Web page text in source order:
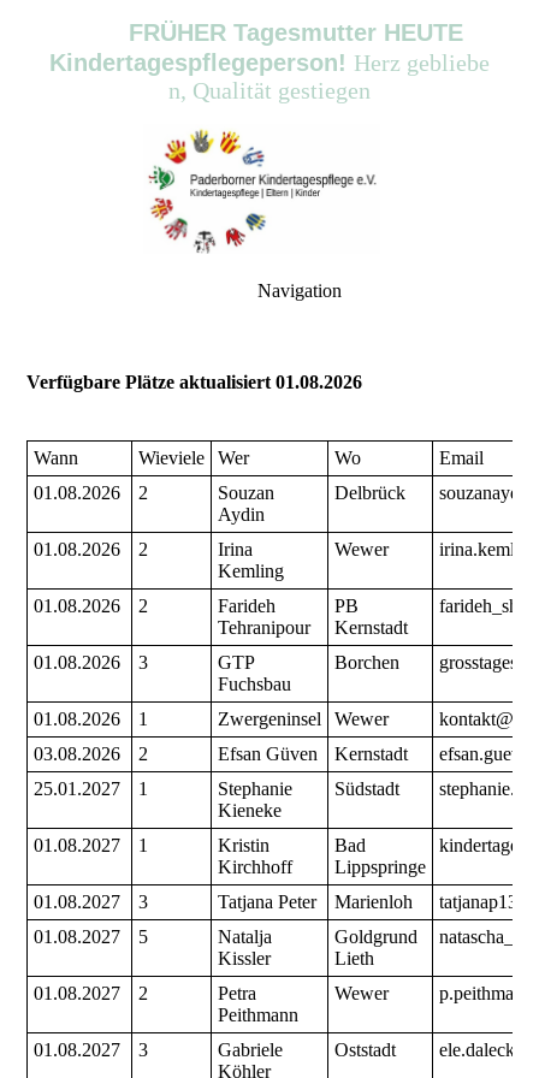
FRÜHER Tagesmutter HEUTE
Kindertagespflegeperson! Herz gebliebe
n, Qualität gestiegen
Navigation
Verfügbare Plätze aktualisiert 01.08.2026
Wann Wieviele Wer Wo
Email
01.08.2026
2
Souzan
Aydin
Delbrück
01.08.2026 2
Irina
Kemling
Wewer
01.08.2026 2
Farideh
Tehranipour
PB
Kernstadt
01.08.2026 3
GTP
Fuchsbau
Borchen
01.08.2026 1 Zwergeninsel Wewer
03.08.2026
2 Efsan Güven Kernstadt
25.01.2027
1
Stephanie
Kieneke
Südstadt
01.08.2027 1
Kristin
Kirchhoff
Bad
Lippspringe
01.08.2027 3 Tatjana Peter Marienloh
01.08.2027
5
Natalja
Kissler
Goldgrund
Lieth
01.08.2027 2
Petra
Peithmann
Wewer
01.08.2027 3
Gabriele
Köhler
Oststadt